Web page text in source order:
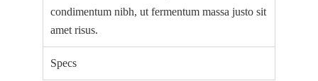
condimentum nibh, ut fermentum massa justo sit
amet risus.
Specs